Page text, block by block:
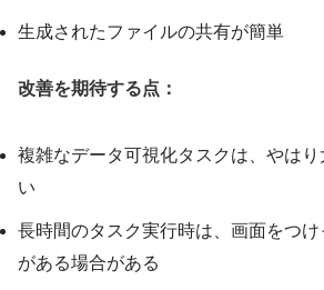
生成されたファイルの共有が簡単
改善を期待する点：
複雑なデータ可視化タスクは、やは
い
長時間のタスク実行時は、画面をつ
がある場合がある